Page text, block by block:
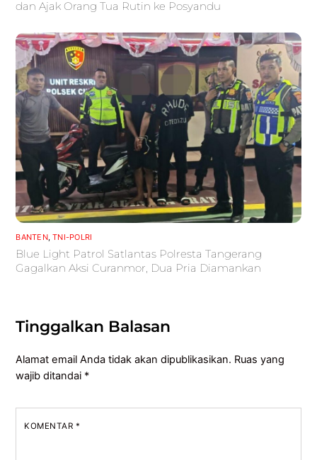
dan Ajak Orang Tua Rutin ke Posyandu
BANTEN,TNI-POLRI
Blue Light Patrol Satlantas Polresta Tangerang
Gagalkan Aksi Curanmor, Dua Pria Diamankan
Tinggalkan Balasan
Alamat email Anda tidak akan dipublikasikan. Ruas yang
wajib ditandai *
KOMENTAR *